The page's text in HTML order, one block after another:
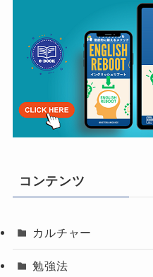
コンテンツ
カルチャー
勉強法